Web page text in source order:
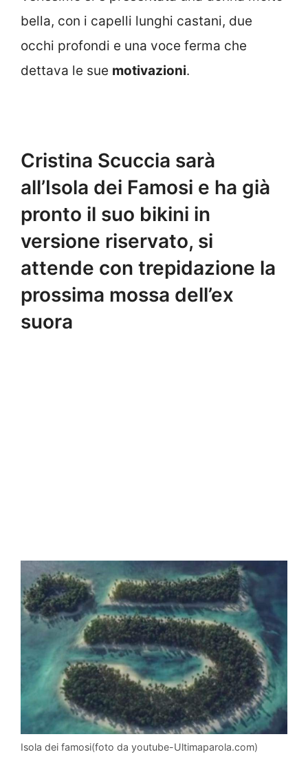
bella, con i capelli lunghi castani, due
occhi profondi e una voce ferma che
dettava le sue motivazioni.
Cristina Scuccia sarà
all’Isola dei Famosi e ha già
pronto il suo bikini in
versione riservato, si
attende con trepidazione la
prossima mossa dell’ex
suora
Isola dei famosi(foto da youtube-Ultimaparola.com)